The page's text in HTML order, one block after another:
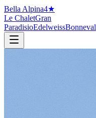
Bella Alpina4★
Le ChaletGran
ParadisioEdelweissBonneval